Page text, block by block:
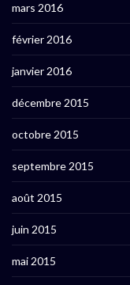
mars 2016
février 2016
janvier 2016
décembre 2015
octobre 2015
septembre 2015
août 2015
juin 2015
mai 2015